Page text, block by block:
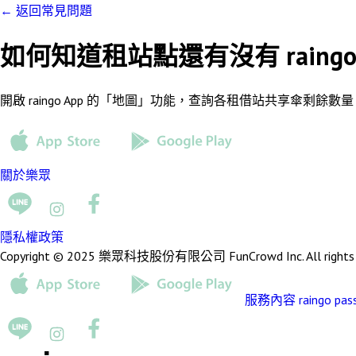
← 返回常見問題
如何知道租站點還有沒有
開啟 raingo App 的「地圖」功能，查詢各租借站共享傘剩餘數
關於樂眾
隱私權政策
Copyright © 2025 樂眾科技股份有限公司 FunCrowd Inc. All rights
服務內容 raingo